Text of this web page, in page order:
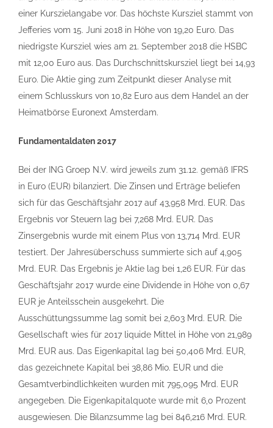
einer Kurszielangabe vor. Das höchste Kursziel stammt von
Jefferies vom 15. Juni 2018 in Höhe von 19,20 Euro. Das
niedrigste Kursziel wies am 21. September 2018 die HSBC
mit 12,00 Euro aus. Das Durchschnittskursziel liegt bei 14,93
Euro. Die Aktie ging zum Zeitpunkt dieser Analyse mit
einem Schlusskurs von 10,82 Euro aus dem Handel an der
Heimatbörse Euronext Amsterdam.
Fundamentaldaten 2017
Bei der ING Groep N.V. wird jeweils zum 31.12. gemäß IFRS
in Euro (EUR) bilanziert. Die Zinsen und Erträge beliefen
sich für das Geschäftsjahr 2017 auf 43,958 Mrd. EUR. Das
Ergebnis vor Steuern lag bei 7,268 Mrd. EUR. Das
Zinsergebnis wurde mit einem Plus von 13,714 Mrd. EUR
testiert. Der Jahresüberschuss summierte sich auf 4,905
Mrd. EUR. Das Ergebnis je Aktie lag bei 1,26 EUR. Für das
Geschäftsjahr 2017 wurde eine Dividende in Höhe von 0,67
EUR je Anteilsschein ausgekehrt. Die
Ausschüttungssumme lag somit bei 2,603 Mrd. EUR. Die
Gesellschaft wies für 2017 liquide Mittel in Höhe von 21,989
Mrd. EUR aus. Das Eigenkapital lag bei 50,406 Mrd. EUR,
das gezeichnete Kapital bei 38,86 Mio. EUR und die
Gesamtverbindlichkeiten wurden mit 795,095 Mrd. EUR
angegeben. Die Eigenkapitalquote wurde mit 6,0 Prozent
ausgewiesen. Die Bilanzsumme lag bei 846,216 Mrd. EUR.